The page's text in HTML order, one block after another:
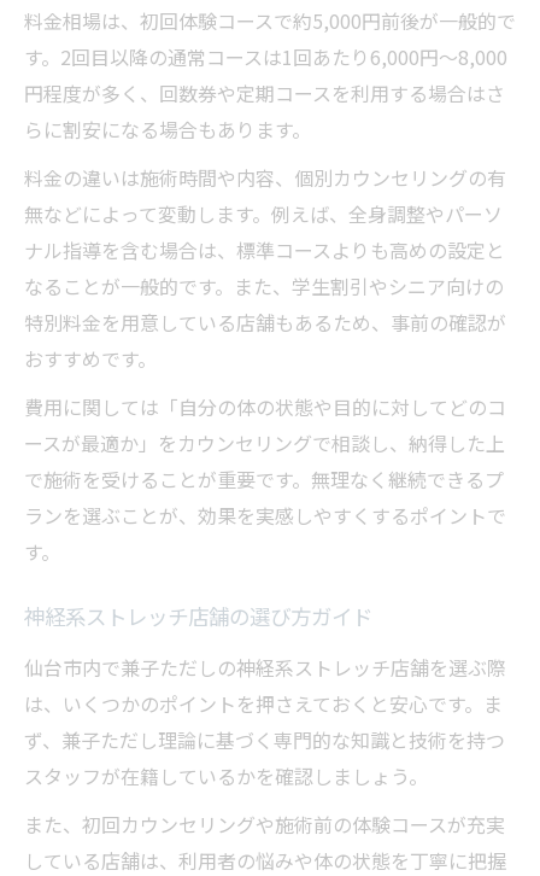
料金相場は、初回体験コースで約5,000円前後が一般的で
す。2回目以降の通常コースは1回あたり6,000円〜8,000
円程度が多く、回数券や定期コースを利用する場合はさ
らに割安になる場合もあります。
料金の違いは施術時間や内容、個別カウンセリングの有
無などによって変動します。例えば、全身調整やパーソ
ナル指導を含む場合は、標準コースよりも高めの設定と
なることが一般的です。また、学生割引やシニア向けの
特別料金を用意している店舗もあるため、事前の確認が
おすすめです。
費用に関しては「自分の体の状態や目的に対してどのコ
ースが最適か」をカウンセリングで相談し、納得した上
で施術を受けることが重要です。無理なく継続できるプ
ランを選ぶことが、効果を実感しやすくするポイントで
す。
神経系ストレッチ店舗の選び方ガイド
仙台市内で兼子ただしの神経系ストレッチ店舗を選ぶ際
は、いくつかのポイントを押さえておくと安心です。ま
ず、兼子ただし理論に基づく専門的な知識と技術を持つ
スタッフが在籍しているかを確認しましょう。
また、初回カウンセリングや施術前の体験コースが充実
している店舗は、利用者の悩みや体の状態を丁寧に把握